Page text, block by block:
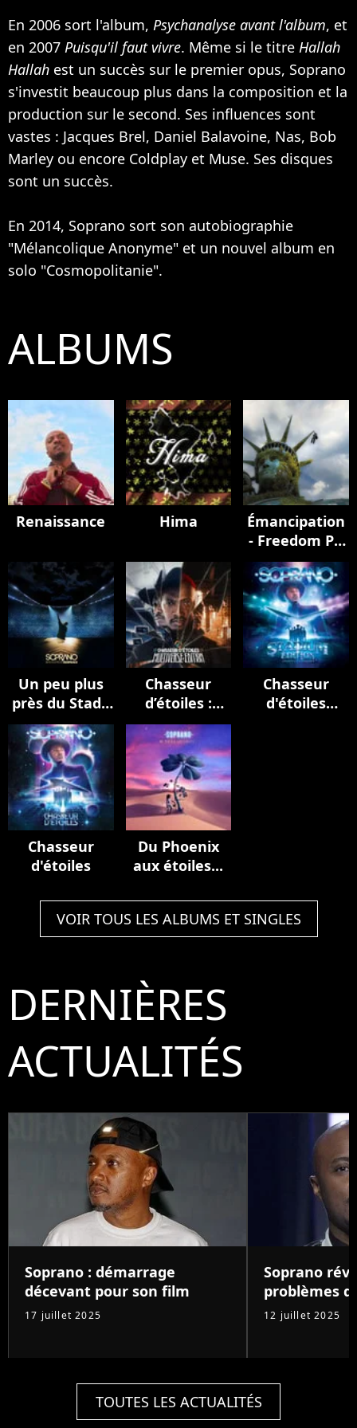
En 2006 sort l'album, Psychanalyse avant l'album, et
en 2007 Puisqu'il faut vivre. Même si le titre Hallah
Hallah est un succès sur le premier opus, Soprano
s'investit beaucoup plus dans la composition et la
production sur le second. Ses influences sont
vastes : Jacques Brel, Daniel Balavoine, Nas, Bob
Marley ou encore Coldplay et Muse. Ses disques
sont un succès.
En 2014, Soprano sort son autobiographie
"Mélancolique Anonyme" et un nouvel album en
solo "Cosmopolitanie".
ALBUMS
Renaissance Hima
Émancipation
- Freedom Pt.
II
Un peu plus
près du Stade
de France
(Live au Stade
de France,
2023)
Chasseur
d’étoiles :
Multiverse
Edition
Chasseur
d'étoiles
Chasseur
d'étoiles
Du Phoenix
aux étoiles...
VOIR TOUS LES ALBUMS ET SINGLES
DERNIÈRES
ACTUALITÉS
Soprano : démarrage
décevant pour son film
17 juillet 2025
Soprano
problèmes
12 juillet 2025
TOUTES LES ACTUALITÉS